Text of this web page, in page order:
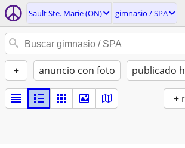
Sault Ste. Marie (ON) gimnasio / SPA
+ anuncio con foto publicado
+